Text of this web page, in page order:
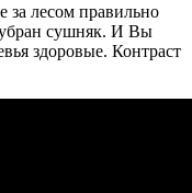
за лесом правильно
сушняк. И Вы
здоровые. Контраст